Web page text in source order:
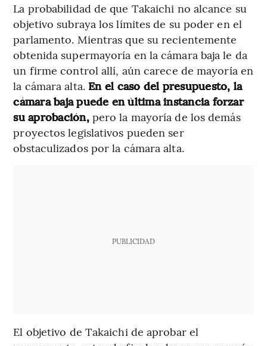
La probabilidad de que Takaichi no alcance su
objetivo subraya los límites de su poder en el
parlamento. Mientras que su recientemente
obtenida supermayoría en la cámara baja le da
un firme control allí, aún carece de mayoría en
la cámara alta.En el caso del presupuesto, la
cámara baja puede en última instancia forzar
su aprobación,pero la mayoría de los demás
proyectos legislativos pueden ser
obstaculizados por la cámara alta.
PUBLICIDAD
El objetivo de Takaichi de aprobar el